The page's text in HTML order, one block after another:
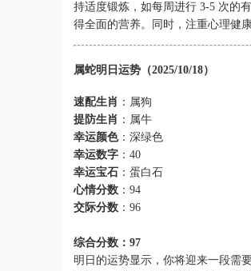
持适度锻炼，如每周进行 3-5 次的
得全面的营养。同时，注重心理健
属蛇明日运势（2025/10/18）
速配生肖 ：属狗
提防生肖 ：属牛
幸运颜色：深绿色
幸运数字 ：40
幸运宝石 ：蛋白石
心情分数 ：94
交际分数 ：96
综合分数：97
明日的运势显示，你将迎来一段需